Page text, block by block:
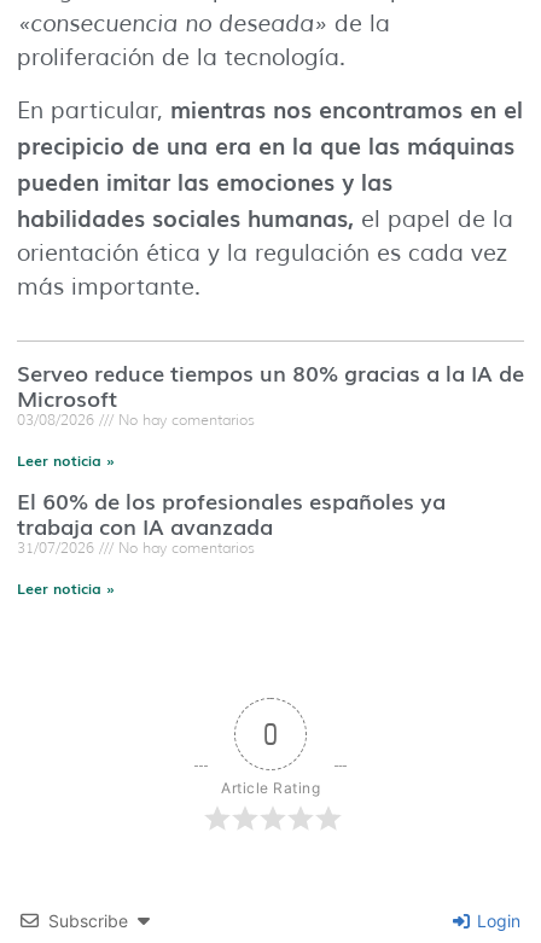
«consecuencia no deseada» de la
proliferación de la tecnología.
En particular, mientras nos encontramos en el
precipicio de una era en la que las máquinas
pueden imitar las emociones y las
habilidades sociales humanas, el papel de la
orientación ética y la regulación es cada vez
más importante.
Serveo reduce tiempos un 80% gracias a la IA de
Microsoft
03/08/2026 No hay comentarios
Leer noticia »
El 60% de los profesionales españoles ya
trabaja con IA avanzada
31/07/2026 No hay comentarios
Leer noticia »
0
Article Rating
Subscribe Login